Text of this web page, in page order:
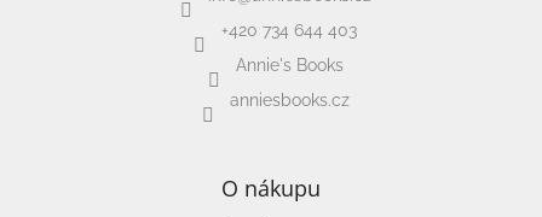
+420 734 644 403
Annie's Books
anniesbooks.cz
O nákupu